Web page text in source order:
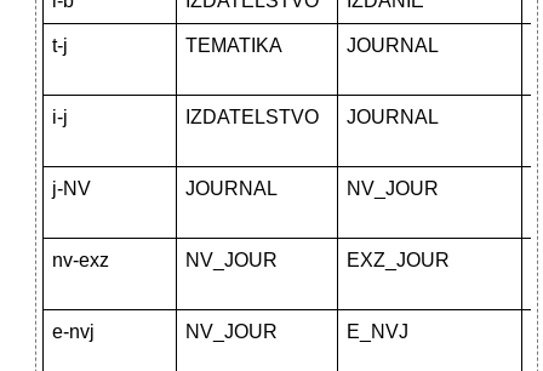
t-j TEMATIKA JOURNAL
i-j IZDATELSTVO JOURNAL
j-NV JOURNAL NV_JOUR
nv-exz NV_JOUR EXZ_JOUR
e-nvj NV_JOUR E_NVJ